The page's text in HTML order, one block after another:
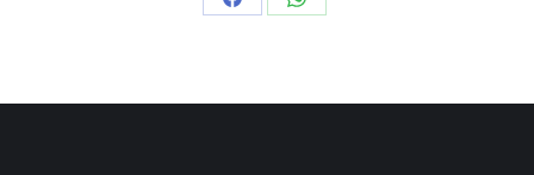
CondividiCondividi